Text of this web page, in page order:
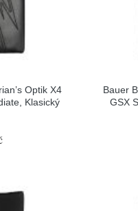
Optik X4
Klasický
Bauer
GSX